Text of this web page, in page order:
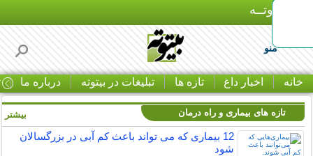
بـیتوتــه
منو
خانه اخبار داغ تازه ها تبلیغات در بیتوته درباره ما
تازه های بیماری و راه درمان
12 بیماری که می تواند باعث کم آبی در بزرگسالان
شود
بیشتر